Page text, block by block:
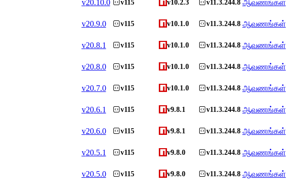
v20.10.0 v115 v10.2.3 v11.3.244.8 ஆவணங்கள்
v20.9.0 v115 v10.1.0 v11.3.244.8 ஆவணங்கள்
v20.8.1 v115 v10.1.0 v11.3.244.8 ஆவணங்கள்
v20.8.0 v115 v10.1.0 v11.3.244.8 ஆவணங்கள்
v20.7.0 v115 v10.1.0 v11.3.244.8 ஆவணங்கள்
v20.6.1 v115 v9.8.1 v11.3.244.8 ஆவணங்கள்
v20.6.0 v115 v9.8.1 v11.3.244.8 ஆவணங்கள்
v20.5.1 v115 v9.8.0 v11.3.244.8 ஆவணங்கள்
v20.5.0 v115 v9.8.0 v11.3.244.8 ஆவணங்கள்